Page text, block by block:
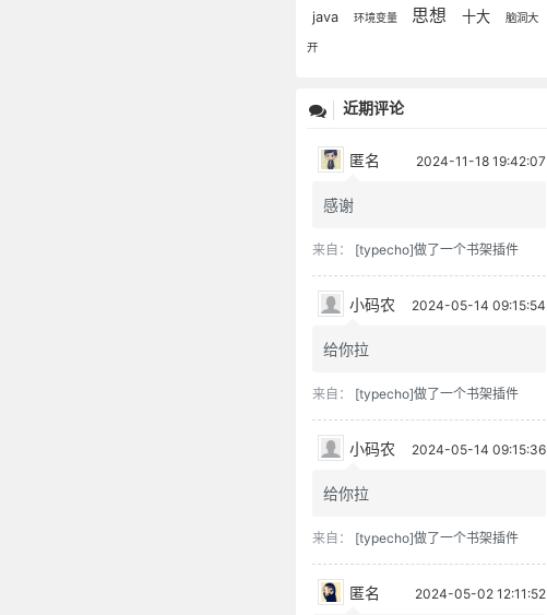
java 环境变量 思想 十大 脑洞大
开
近期评论
匿名 2024-11-18 19:42:07
感谢
来自： [typecho]做了一个书架插件
小码农 2024-05-14 09:15:54
给你拉
来自： [typecho]做了一个书架插件
小码农 2024-05-14 09:15:36
给你拉
来自： [typecho]做了一个书架插件
匿名 2024-05-02 12:11:52